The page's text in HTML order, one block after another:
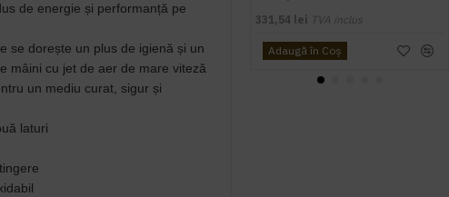
de energie și performanță pe
se dorește un plus de igienă și un
mâini cu jet de aer de mare viteză
un mediu curat, sigur și
laturi
331,54 lei TVA inclus
Adaugă în Coş